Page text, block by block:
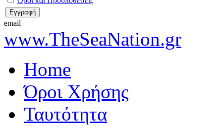
email
www.TheSeaNation.gr
Home
Όροι Χρήσης
Ταυτότητα